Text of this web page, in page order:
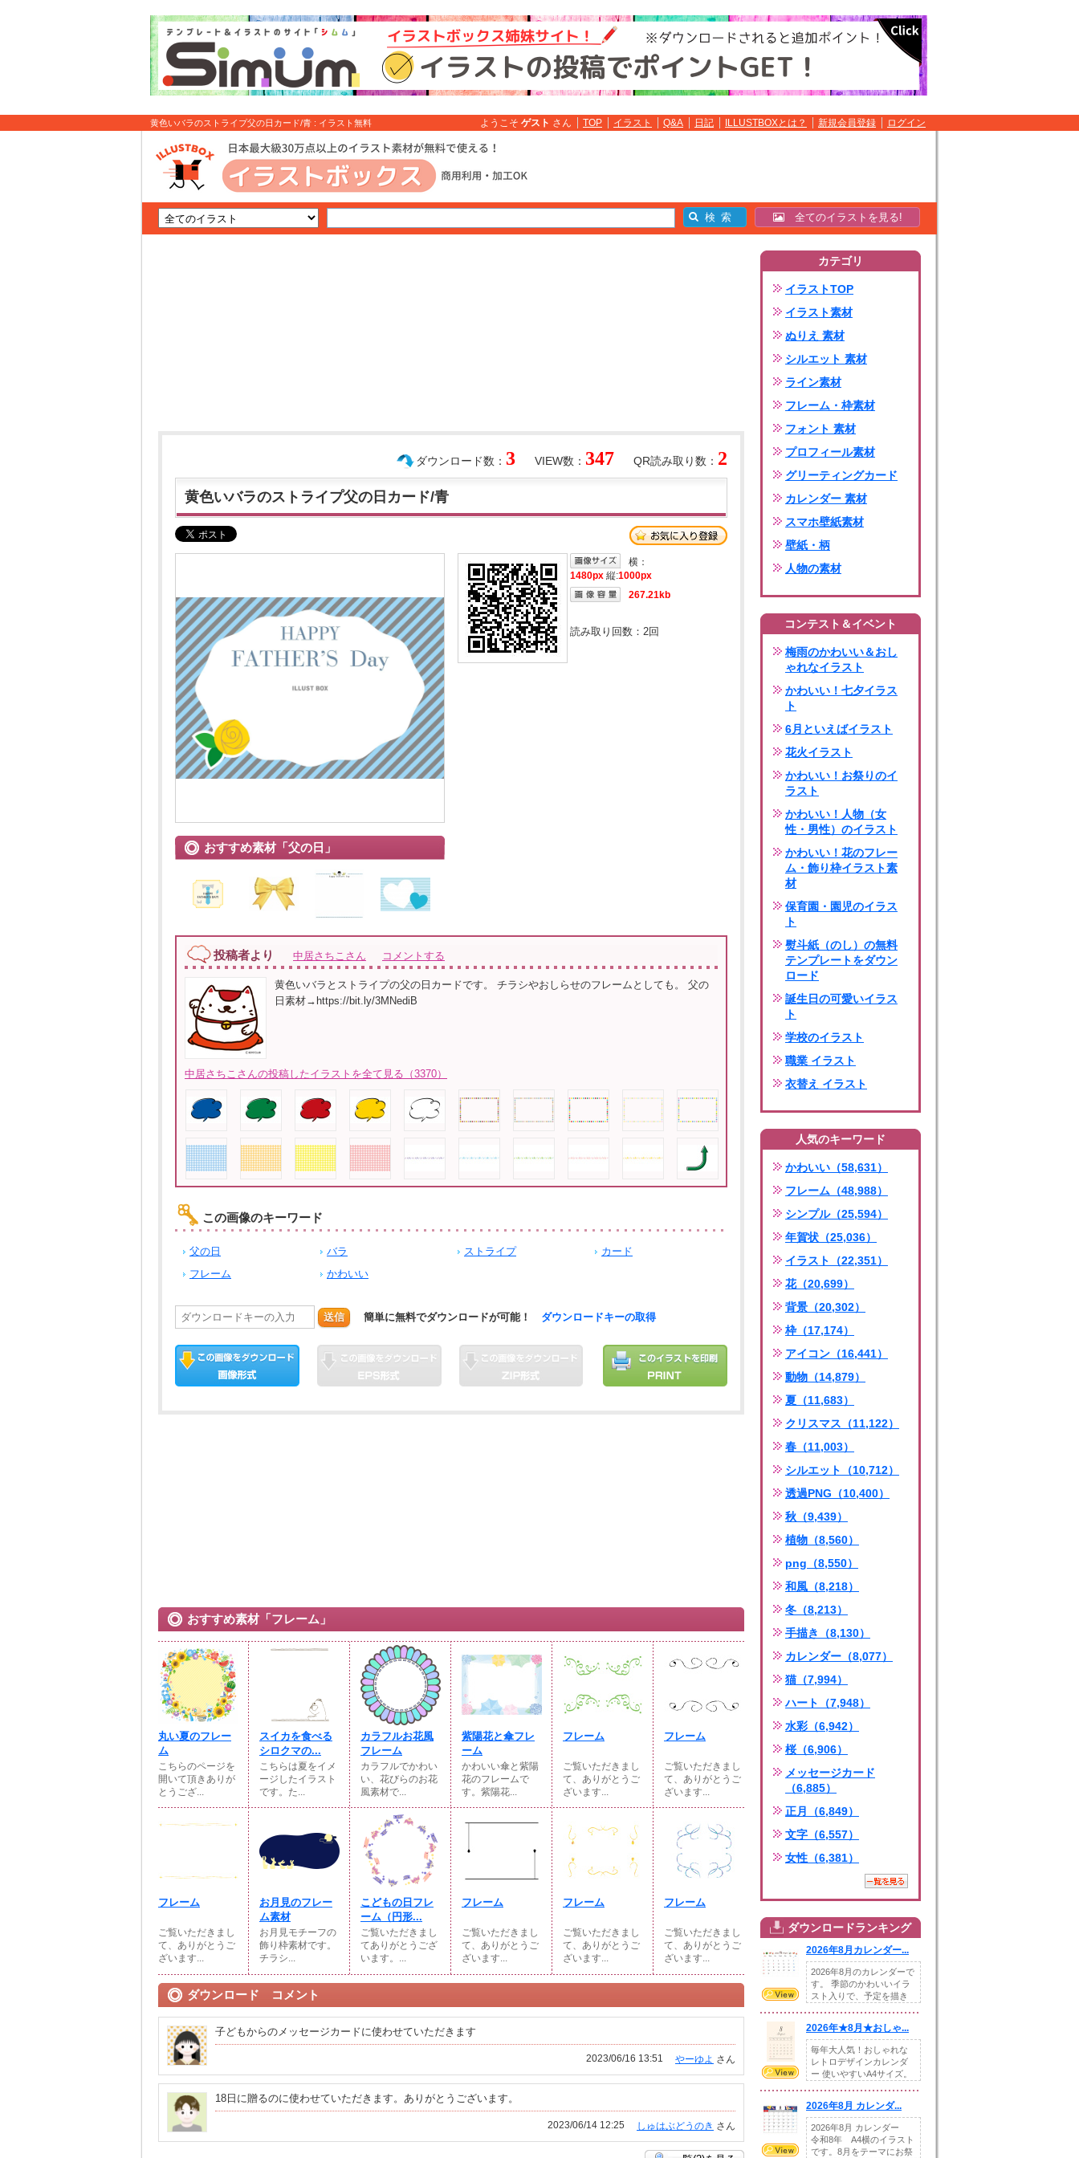
黄色いバラのストライプ父の日カード/青 : イラスト無料 ようこそ ゲスト さん TOP イラスト Q&A 日記 ILLUSTBOXとは？ 新規会員登録 ログイン
全てのイラストを見る!
QR読み取り数： 2
VIEW数： 347
ダウンロード数： 3
黄色いバラのストライプ父の日カード/青
おすすめ素材「父の日」
横：
1480px 縦:1000px
267.21kb
読み取り回数： 2回
投稿者より 中居さちこさん コメントする
黄色いバラとストライプの父の日カードです。 チラシやおしらせのフレームとしても。 父の
日素材→https://bit.ly/3MNediB
中居さちこさんの投稿したイラストを全て見る（3370）
この画像のキーワード
父の日 バラ ストライプ
カード
フレーム
かわいい
送信 簡単に無料でダウンロードが可能！ ダウンロードキーの取得
おすすめ素材「フレーム」
丸い夏のフレー
ム
こちらのページを
開いて頂きありが
とうござ...
スイカを食べる
シロクマの...
こちらは夏をイメ
ージしたイラスト
です。た...
カラフルお花風
フレーム
カラフルでかわい
い、花びらのお花
風素材で...
紫陽花と傘フレ
ーム
かわいい傘と紫陽
花のフレームで
す。紫陽花...
フレーム
ご覧いただきまし
て、ありがとうご
ざいます...
フレーム
ご覧いただきまし
て、ありがとうご
ざいます...
フレーム
ご覧いただきまし
て、ありがとうご
ざいます...
お月見のフレー
ム素材
お月見モチーフの
飾り枠素材です。
チラシ...
こどもの日フレ
ーム（円形...
ご覧いただきまし
てありがとうござ
います。...
フレーム
ご覧いただきまし
て、ありがとうご
ざいます...
フレーム
ご覧いただきまし
て、ありがとうご
ざいます...
フレーム
ご覧いただきまし
て、ありがとうご
ざいます...
ダウンロード コメント
子どもからのメッセージカードに使わせていただきます
やーゆよ さん
2023/06/16 13:51
18日に贈るのに使わせていただきます。ありがとうございます。
しゅはぶどうのき さん
2023/06/14 12:25
カテゴリ
イラストTOP
イラスト素材
ぬりえ 素材
シルエット 素材
ライン素材
フレーム・枠素材
フォント 素材
プロフィール素材
グリーティングカード
カレンダー 素材
スマホ壁紙素材
壁紙・柄
人物の素材
コンテスト＆イベント
梅雨のかわいい＆おし
ゃれなイラスト
かわいい！七夕イラス
ト
6月といえばイラスト
花火イラスト
かわいい！お祭りのイ
ラスト
かわいい！人物（女
性・男性）のイラスト
かわいい！花のフレー
ム・飾り枠イラスト素
材
保育園・園児のイラス
ト
熨斗紙（のし）の無料
テンプレートをダウン
ロード
誕生日の可愛いイラス
ト
学校のイラスト
職業 イラスト
衣替え イラスト
人気のキーワード
かわいい（58,631）
フレーム（48,988）
シンプル（25,594）
年賀状（25,036）
イラスト（22,351）
花（20,699）
背景（20,302）
枠（17,174）
アイコン（16,441）
動物（14,879）
夏（11,683）
クリスマス（11,122）
春（11,003）
シルエット（10,712）
透過PNG（10,400）
秋（9,439）
植物（8,560）
png（8,550）
和風（8,218）
冬（8,213）
手描き（8,130）
カレンダー（8,077）
猫（7,994）
ハート（7,948）
水彩（6,942）
桜（6,906）
メッセージカード
（6,885）
正月（6,849）
文字（6,557）
女性（6,381）
ダウンロードランキング
2026年8月カレンダー...
2026年8月のカレンダーで
す。 季節のかわいいイラ
スト入りで、予定を描き
2026年★8月★おしゃ...
毎年大人気！おしゃれな
レトロデザインカレンダ
ー 使いやすいA4サイズ。
2026年8月 カレンダ...
2026年8月 カレンダー
令和8年 A4横のイラスト
です。8月をテーマにお祭